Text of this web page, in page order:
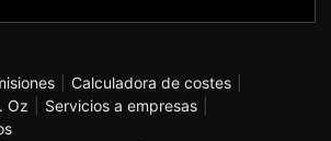
Calculadora de costes
Oz
Servicios a empresas